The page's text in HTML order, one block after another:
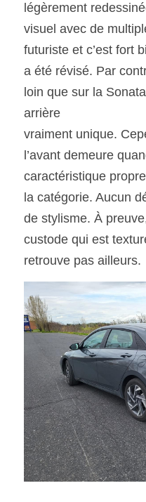
légèrement
visuel avec de
futuriste et c’est fort
a été révisé. Par
loin que sur la
arrière
vraiment unique.
l’avant demeure
caractéristique
la catégorie. Aucun
de stylisme. À
custode qui est
retrouve pas ailleurs.